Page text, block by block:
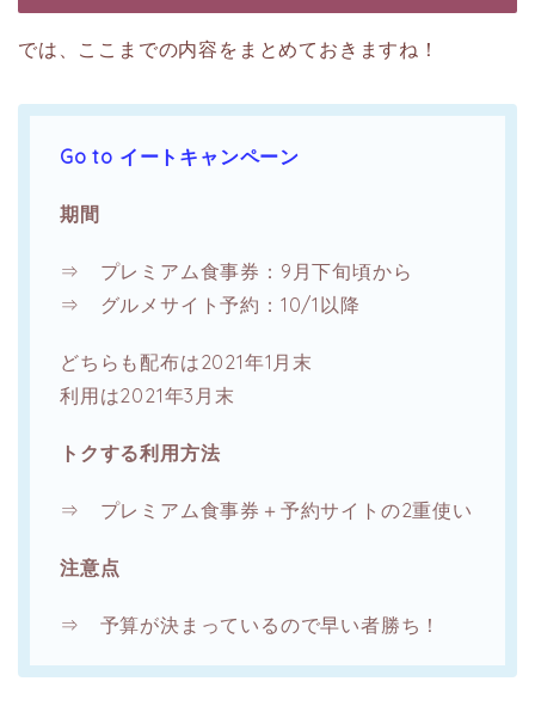
では、ここまでの内容をまとめておきますね！
Go to イートキャンペーン
期間
⇒ プレミアム食事券：9月下旬頃から
⇒ グルメサイト予約：10/1以降
どちらも配布は2021年1月末
利用は2021年3月末
トクする利用方法
⇒ プレミアム食事券＋予約サイトの2重使い
注意点
⇒ 予算が決まっているので早い者勝ち！